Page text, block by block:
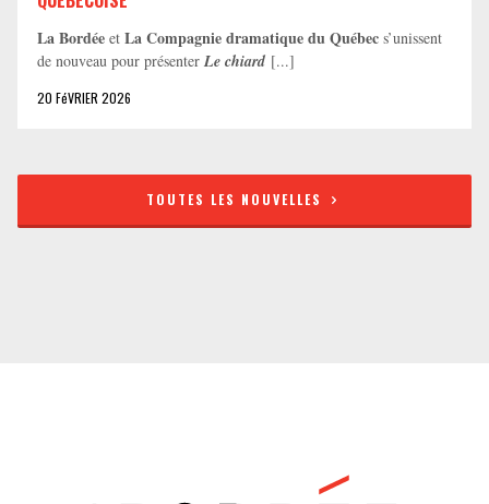
La Bordée et La Compagnie dramatique du Québec s’unissent
de nouveau pour présenter Le chiard [...]
20 FéVRIER 2026
TOUTES LES NOUVELLES